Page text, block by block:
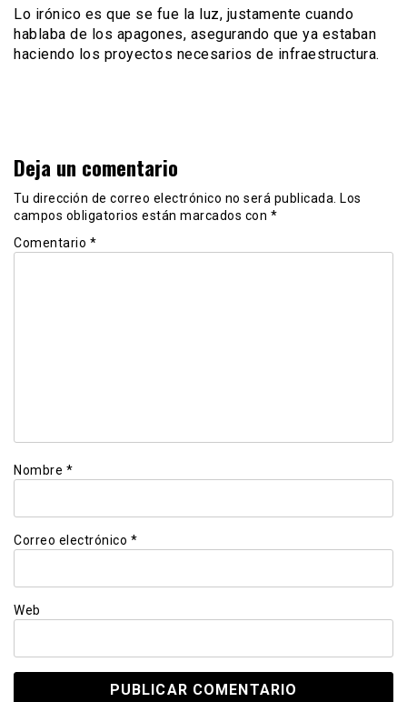
Lo irónico es que se fue la luz, justamente cuando
hablaba de los apagones, asegurando que ya estaban
haciendo los proyectos necesarios de infraestructura.
Deja un comentario
Tu dirección de correo electrónico no será publicada. Los
campos obligatorios están marcados con *
Comentario *
Nombre *
Correo electrónico *
Web